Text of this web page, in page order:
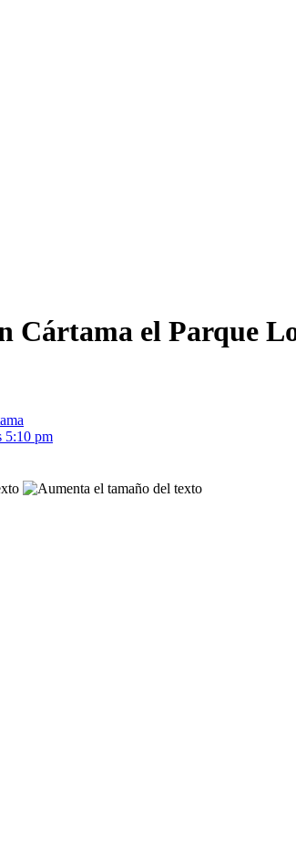
Cártama el Parque
5:10 pm